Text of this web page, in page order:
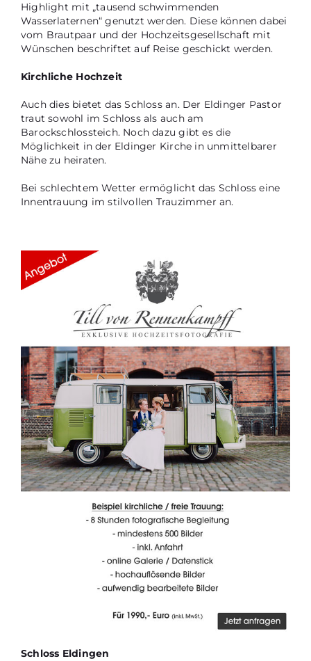
Highlight mit „tausend schwimmenden
Wasserlaternen“ genutzt werden. Diese können dabei
vom Brautpaar und der Hochzeitsgesellschaft mit
Wünschen beschriftet auf Reise geschickt werden.
Kirchliche Hochzeit
Auch dies bietet das Schloss an. Der Eldinger Pastor
traut sowohl im Schloss als auch am
Barockschlossteich. Noch dazu gibt es die
Möglichkeit in der Eldinger Kirche in unmittelbarer
Nähe zu heiraten.
Bei schlechtem Wetter ermöglicht das Schloss eine
Innentrauung im stilvollen Trauzimmer an.
Schloss Eldingen